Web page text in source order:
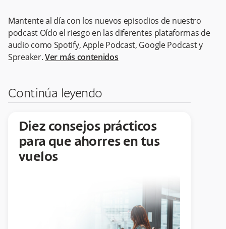
Mantente al día con los nuevos episodios de nuestro
podcast Oído el riesgo en las diferentes plataformas de
audio como Spotify, Apple Podcast, Google Podcast y
Spreaker.Ver más contenidos
Continúa leyendo
Diez consejos prácticos
para que ahorres en tus
vuelos